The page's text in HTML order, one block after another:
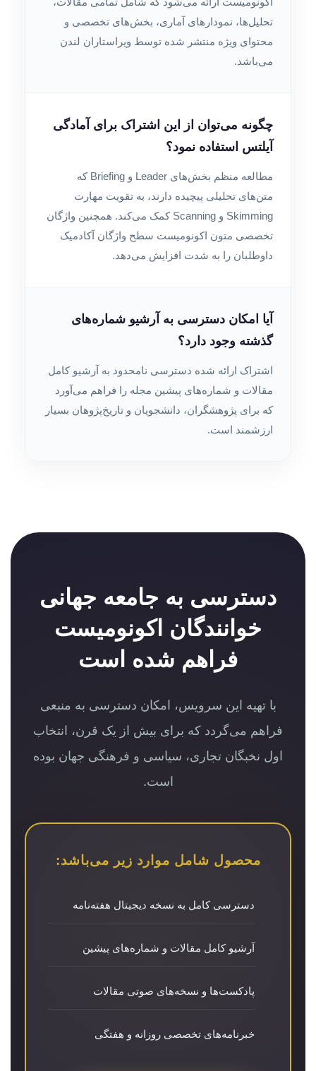
تحلیل‌ها، نمودارهای آماری، بخش‌های تخصصی و
محتوای ویژه منتشر شده توسط ویراستاران لندن
می‌باشد.
چگونه می‌توان از این اشتراک برای آمادگی
آیلتس استفاده نمود؟
مطالعه منظم بخش‌های Leader و Briefing که
متن‌های تحلیلی پیچیده دارند، به تقویت مهارت
Skimming و Scanning کمک می‌کند. همچنین واژگان
تخصصی متون اکونومیست سطح واژگان آکادمیک
داوطلبان را به شدت افزایش می‌دهد.
آیا امکان دسترسی به آرشیو شماره‌های
گذشته وجود دارد؟
اشتراک ارائه شده دسترسی نامحدود به آرشیو کامل
مقالات و شماره‌های پیشین مجله را فراهم می‌آورد
که برای پژوهشگران، دانشجویان و تاریخ‌پژوهان بسیار
ارزشمند است.
دسترسی به جامعه جهانی
خوانندگان اکونومیست
فراهم شده است
با تهیه این سرویس، امکان دسترسی به منبعی
فراهم می‌گردد که برای بیش از یک قرن، انتخاب
اول نخبگان تجاری، سیاسی و فرهنگی جهان بوده
است.
محصول شامل موارد زیر می‌باشد:
دسترسی کامل به نسخه دیجیتال هفته‌نامه
آرشیو کامل مقالات و شماره‌های پیشین
پادکست‌ها و نسخه‌های صوتی مقالات
خبرنامه‌های تخصصی روزانه و هفتگی